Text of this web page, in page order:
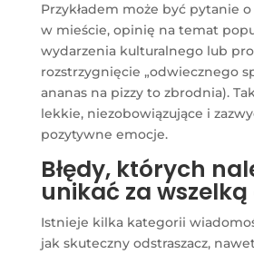
Przykładem może być pytanie
w mieście, opinię na temat
wydarzenia kulturalnego lub
rozstrzygnięcie „odwiecznego
ananas na pizzy to zbrodnia).
lekkie, niezobowiązujące i
pozytywne emocje.
Błędy, których
unikać za
Istnieje kilka kategorii
jak skuteczny odstraszacz,